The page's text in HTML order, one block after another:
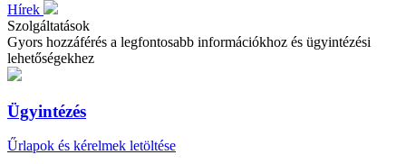
Hírek
Szolgáltatások
Gyors hozzáférés a legfontosabb információkhoz és ügyintézési
lehetőségekhez
Ügyintézés
Űrlapok és kérelmek letöltése